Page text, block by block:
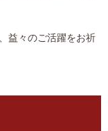
益々のご活躍をお祈